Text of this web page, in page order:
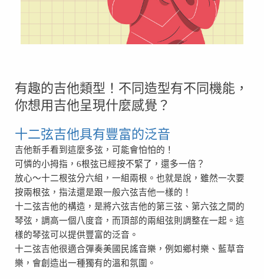
有趣的吉他類型！不同造型有不同機能，
你想用吉他呈現什麼感覺？
十二弦吉他具有豐富的泛音
吉他新手看到這麼多弦，可能會怕怕的！
可憐的小拇指， 6根弦已經按不緊了，還多一倍？
放心～十二根弦分六組，一組兩根。也就是說，雖然一次要
按兩根弦，指法還是跟一般六弦吉他一樣的！
十二弦吉他的構造，是將六弦吉他的第三弦、第六弦之間的
琴弦，調高一個八度音，而頂部的兩組弦則調整在一起。這
樣的琴弦可以提供豐富的泛音。
十二弦吉他很適合彈奏美國民謠音樂，例如鄉村樂、藍草音
樂，會創造出一種獨有的溫和氛圍。